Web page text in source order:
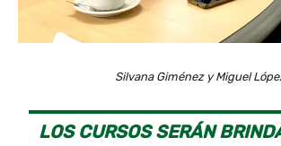
Silvana Giménez y Miguel
LOS CURSOS SERÁN